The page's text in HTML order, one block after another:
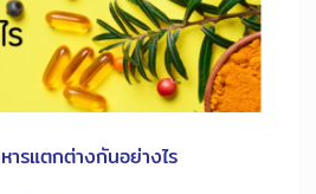
ารแตกต่างกันอย่างไร